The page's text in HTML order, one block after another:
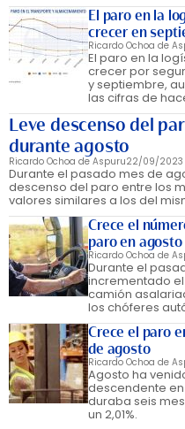
El paro en la
crecer en
Ricardo Ochoa de
El paro en la
crecer por
y septiembre,
las cifras de
Leve descenso del
durante agosto
Ricardo Ochoa de Aspuru22/09/2023
Durante el pasado mes de
descenso del paro entre los
valores similares a los del
Crece el
paro en agosto
Ricardo Ochoa de
Durante el
incrementado
camión
los chóferes
Crece el paro
de agosto
Ricardo Ochoa de
Agosto ha
descendente
duraba seis
un 2,01%.